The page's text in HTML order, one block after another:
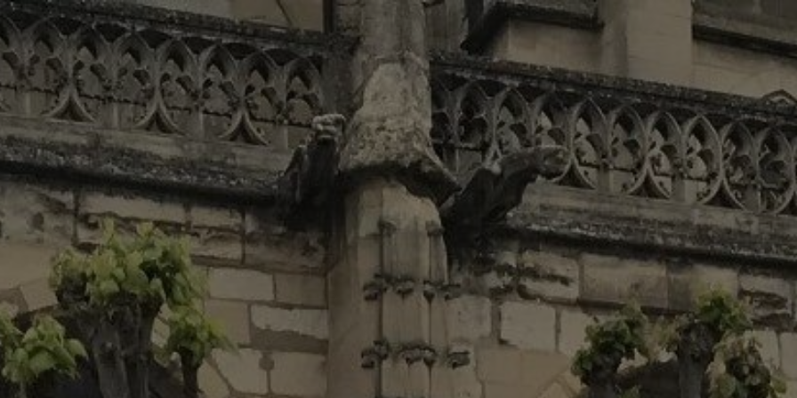
Panneau de gestion des cookies